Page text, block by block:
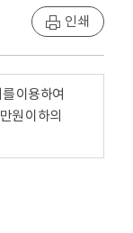
인쇄
이용하여
원 이하의